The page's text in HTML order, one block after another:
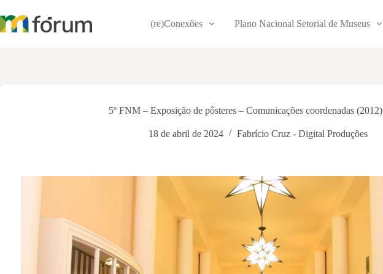
para
o
(re)Conexões Plano Nacional Setorial de Museus
5º FNM – Exposição de pôsteres – Comunicações coordenadas (2012)
18 de abril de 2024 Fabrício Cruz - Digital Produções